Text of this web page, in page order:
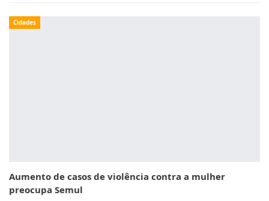
Cidades
Aumento de casos de violência contra a mulher
preocupa Semul